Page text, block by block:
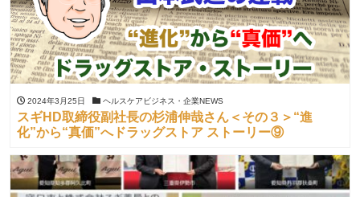
2024年3月25日 ヘルスケアビジネス・企業NEWS
スギHD取締役副社長の杉浦伸哉さん＜その３＞“進
化”から“真価”へドラッグストア ストーリー⑨